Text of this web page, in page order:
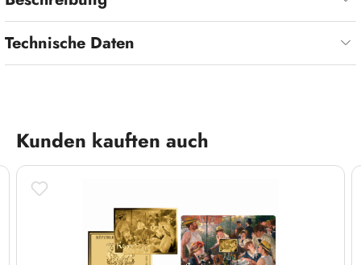
Technische Daten
Produktgalerie überspringen
Kunden kauften auch